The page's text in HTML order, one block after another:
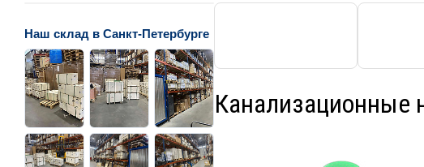
Канализационные
Наш склад в Санкт-Петербурге